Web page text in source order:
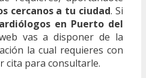
cercanos a tu ciudad. Si
en Puerto del
vas a disponer de la
la cual requieres con
cita para consultarle.